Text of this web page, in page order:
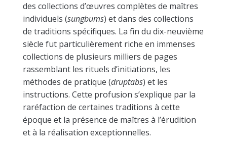
des collections d’œuvres complètes de maîtres
individuels (sungbums) et dans des collections
de traditions spécifiques. La fin du dix-neuvième
siècle fut particulièrement riche en immenses
collections de plusieurs milliers de pages
rassemblant les rituels d’initiations, les
méthodes de pratique (druptabs) et les
instructions. Cette profusion s’explique par la
raréfaction de certaines traditions à cette
époque et la présence de maîtres à l’érudition
et à la réalisation exceptionnelles.